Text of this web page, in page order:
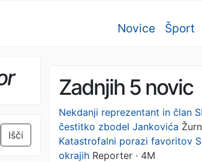
Novice Šport
Išči
Zadnjih 5 novic
Nekdanji reprezentant in član
čestitko zbodel Jankovića
Katastrofalni porazi favoritov
okrajih Reporter · 4M